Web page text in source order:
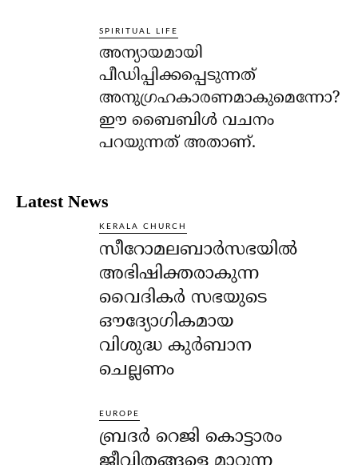
SPIRITUAL LIFE
അന്യായമായി
പീഡിപ്പിക്കപ്പെടുന്നത്
അനുഗ്രഹകാരണമാകുമെന്നോ?
ഈ ബൈബിള്‍ വചനം
പറയുന്നത് അതാണ്.
Latest News
KERALA CHURCH
സീറോമലബാർസഭയിൽ
അഭിഷിക്തരാകുന്ന
വൈദികർ സഭയുടെ
ഔദ്യോഗികമായ
വിശുദ്ധ കുർബാന
ചെല്ലണം
EUROPE
ബ്രദർ റെജി കൊട്ടാരം